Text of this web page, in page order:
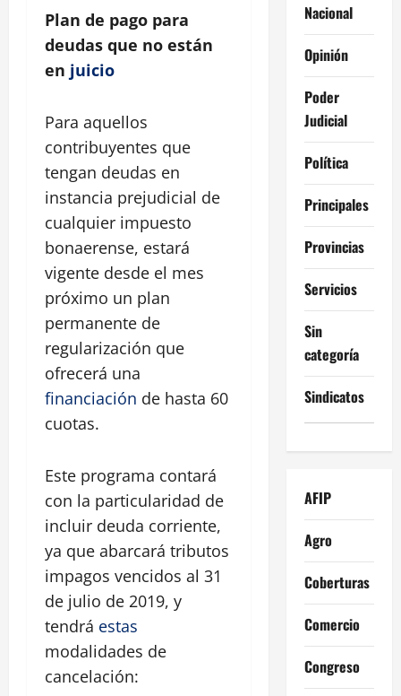
Plan de pago para
deudas que no están
en juicio
Para aquellos
contribuyentes que
tengan deudas en
instancia prejudicial de
cualquier impuesto
bonaerense, estará
vigente desde el mes
próximo un plan
permanente de
regularización que
ofrecerá una
financiación de hasta 60
cuotas.
Este programa contará
con la particularidad de
incluir deuda corriente,
ya que abarcará tributos
impagos vencidos al 31
de julio de 2019, y
tendrá estas
modalidades de
cancelación:
Nacional
Opinión
Poder
Judicial
Política
Principales
Provincias
Servicios
Sin
categoría
Sindicatos
AFIP
Agro
Coberturas
Comercio
Congreso